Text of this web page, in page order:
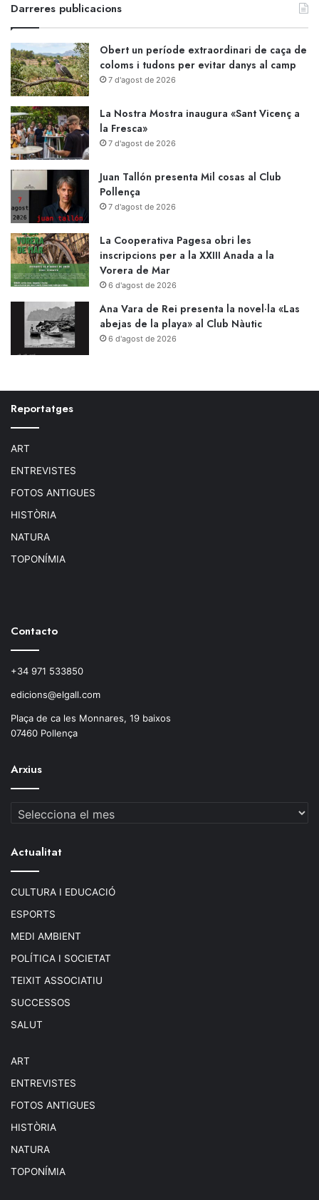
Darreres publicacions
Obert un període extraordinari de caça de
coloms i tudons per evitar danys al camp
7 d'agost de 2026
La Nostra Mostra inaugura «Sant Vicenç a
la Fresca»
7 d'agost de 2026
Juan Tallón presenta Mil cosas al Club
Pollença
7 d'agost de 2026
La Cooperativa Pagesa obri les
inscripcions per a la XXIII Anada a la
Vorera de Mar
6 d'agost de 2026
Ana Vara de Rei presenta la novel·la «Las
abejas de la playa» al Club Nàutic
6 d'agost de 2026
Reportatges
ART
ENTREVISTES
FOTOS ANTIGUES
HISTÒRIA
NATURA
TOPONÍMIA
Contacto
+34 971 533850
edicions@elgall.com
Plaça de ca les Monnares, 19 baixos
07460 Pollença
Arxius
Arxius
Actualitat
CULTURA I EDUCACIÓ
ESPORTS
MEDI AMBIENT
POLÍTICA I SOCIETAT
TEIXIT ASSOCIATIU
SUCCESSOS
SALUT
ART
ENTREVISTES
FOTOS ANTIGUES
HISTÒRIA
NATURA
TOPONÍMIA